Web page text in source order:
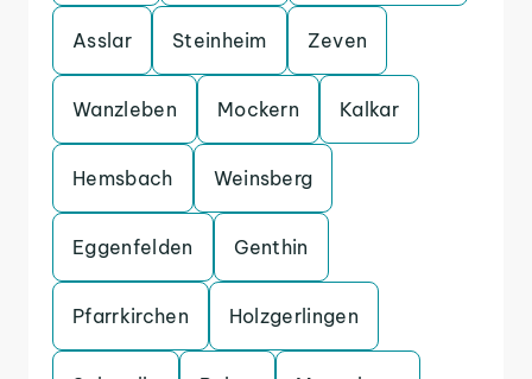
Asslar Steinheim Zeven
Wanzleben Mockern Kalkar
Hemsbach Weinsberg
Eggenfelden Genthin
Pfarrkirchen Holzgerlingen